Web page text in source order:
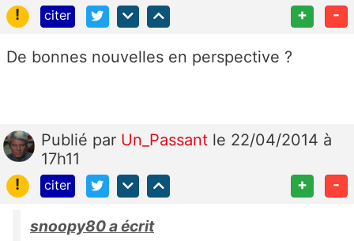
!
citer + -
De bonnes nouvelles en perspective ?
Publié par Un_Passant le 22/04/2014 à
17h11
!
citer + -
snoopy80 a écrit